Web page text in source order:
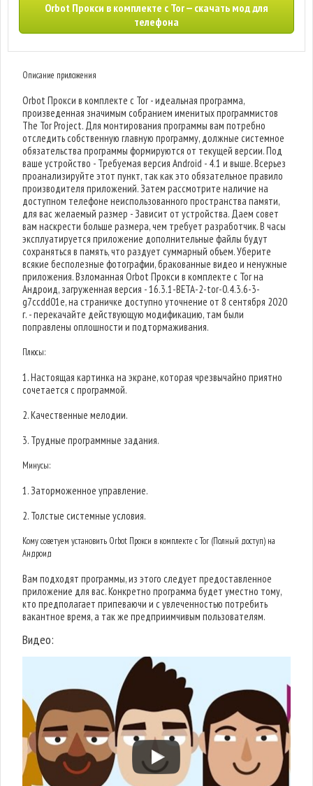
Orbot Прокси в комплекте с Tor — скачать мод для
телефона
Описание приложения
Orbot Прокси в комплекте с Tor - идеальная программа,
произведенная значимым собранием именитых программистов
The Tor Project. Для монтирования программы вам потребно
отследить собственную главную программу, должные системное
обязательства программы формируются от текущей версии. Под
ваше устройство - Требуемая версия Android - 4.1 и выше. Всерьез
проанализируйте этот пункт, так как это обязательное правило
производителя приложений. Затем рассмотрите наличие на
доступном телефоне неиспользованного пространства памяти,
для вас желаемый размер - Зависит от устройства. Даем совет
вам наскрести больше размера, чем требует разработчик. В часы
эксплуатируется приложение дополнительные файлы будут
сохраняться в память, что раздует суммарный объем. Уберите
всякие бесполезные фотографии, бракованные видео и ненужные
приложения. Взломанная Orbot Прокси в комплекте с Tor на
Андроид, загруженная версия - 16.3.1-BETA-2-tor-0.4.3.6-3-
g7ccdd01e, на страничке доступно уточнение от 8 сентября 2020
г. - перекачайте действующую модификацию, там были
поправлены оплошности и подтормаживания.
Плюсы:
1. Настоящая картинка на экране, которая чрезвычайно приятно
сочетается с программой.
2. Качественные мелодии.
3. Трудные программные задания.
Минусы:
1. Заторможенное управление.
2. Толстые системные условия.
Кому советуем установить Orbot Прокси в комплекте с Tor (Полный доступ) на
Андроид
Вам подходят программы, из этого следует предоставленное
приложение для вас. Конкретно программа будет уместно тому,
кто предполагает припеваючи и с увлеченностью потребить
вакантное время, а так же предприимчивым пользователям.
Видео: